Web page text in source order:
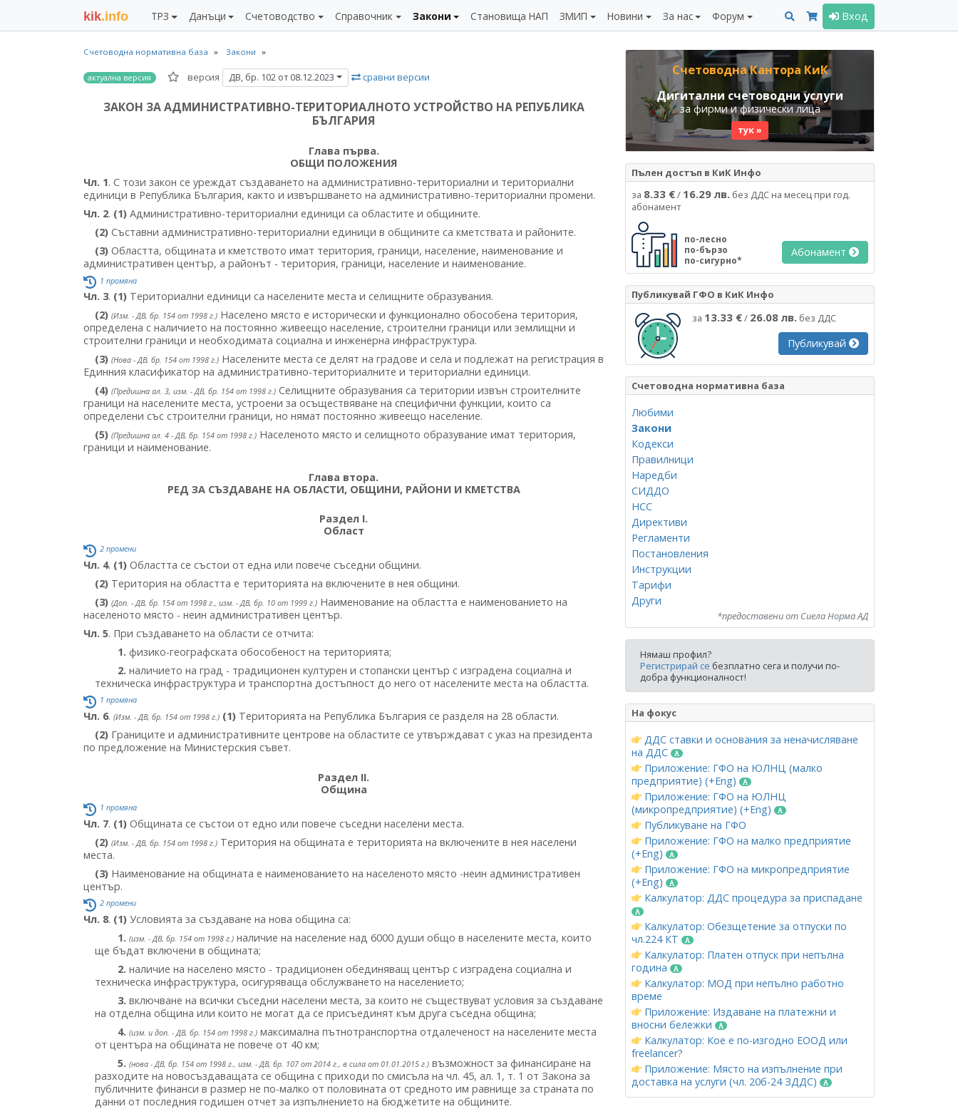
kik.info ТРЗ Данъци Счетоводство Справочник Закони Становища НАП ЗМИП Новини За нас Форум Вход
Счетоводна нормативна база Закони
актуална версия версия ДВ, бр. 102 от 08.12.2023 сравни версии
ЗАКОН ЗА АДМИНИСТРАТИВНО-ТЕРИТОРИАЛНОТО УСТРОЙСТВО НА РЕПУБЛИКА
БЪЛГАРИЯ
Глава първа.
ОБЩИ ПОЛОЖЕНИЯ
Чл. 1. С този закон се уреждат създаването на административно-териториални и териториални
единици в Република България, както и извършването на административно-териториални промени.
Чл. 2. (1) Административно-териториални единици са областите и общините.
(2) Съставни административно-териториални единици в общините са кметствата и районите.
(3) Областта, общината и кметството имат територия, граници, население, наименование и
административен център, а районът - територия, граници, население и наименование.
1 промяна
Чл. 3. (1) Териториални единици са населените места и селищните образувания.
(2) (Изм. - ДВ, бр. 154 от 1998 г.) Населено място е исторически и функционално обособена територия,
определена с наличието на постоянно живеещо население, строителни граници или землищни и
строителни граници и необходимата социална и инженерна инфраструктура.
(3) (Нова - ДВ, бр. 154 от 1998 г.) Населените места се делят на градове и села и подлежат на регистрация в
Единния класификатор на административно-териториалните и териториални единици.
(4) (Предишна ал. 3, изм. - ДВ, бр. 154 от 1998 г.) Селищните образувания са територии извън строителните
граници на населените места, устроени за осъществяване на специфични функции, които са
определени със строителни граници, но нямат постоянно живеещо население.
(5) (Предишна ал. 4 - ДВ, бр. 154 от 1998 г.) Населеното място и селищното образувание имат територия,
граници и наименование.
Глава втора.
РЕД ЗА СЪЗДАВАНЕ НА ОБЛАСТИ, ОБЩИНИ, РАЙОНИ И КМЕТСТВА
Раздел I.
Област
2 промени
Чл. 4. (1) Областта се състои от една или повече съседни общини.
(2) Територия на областта е територията на включените в нея общини.
(3) (Доп. - ДВ, бр. 154 от 1998 г., изм. - ДВ, бр. 10 от 1999 г.) Наименование на областта е наименованието на
населеното място - неин административен център.
Чл. 5. При създаването на области се отчита:
1. физико-географската обособеност на територията;
2. наличието на град - традиционен културен и стопански център с изградена социална и
техническа инфраструктура и транспортна достъпност до него от населените места на областта.
1 промяна
Чл. 6. (Изм. - ДВ, бр. 154 от 1998 г.) (1) Територията на Република България се разделя на 28 области.
(2) Границите и административните центрове на областите се утвърждават с указ на президента
по предложение на Министерския съвет.
Раздел II.
Община
1 промяна
Чл. 7. (1) Общината се състои от едно или повече съседни населени места.
(2) (Изм. - ДВ, бр. 154 от 1998 г.) Територия на общината е територията на включените в нея населени
места.
(3) Наименование на общината е наименованието на населеното място -неин административен
център.
2 промени
Чл. 8. (1) Условията за създаване на нова община са:
1. (изм. - ДВ, бр. 154 от 1998 г.) наличие на население над 6000 души общо в населените места, които
ще бъдат включени в общината;
2. наличие на населено място - традиционен обединяващ център с изградена социална и
техническа инфраструктура, осигуряваща обслужването на населението;
3. включване на всички съседни населени места, за които не съществуват условия за създаване
на отделна община или които не могат да се присъединят към друга съседна община;
4. (изм. и доп. - ДВ, бр. 154 от 1998 г.) максимална пътнотранспортна отдалеченост на населените места
от центъра на общината не повече от 40 км;
5. (нова - ДВ, бр. 154 от 1998 г., изм. - ДВ, бр. 107 от 2014 г., в сила от 01.01.2015 г.) възможност за финансиране на
разходите на новосъздаващата се община с приходи по смисъла на чл. 45, ал. 1, т. 1 от Закона за
публичните финанси в размер не по-малко от половината от средното им равнище за страната по
данни от последния годишен отчет за изпълнението на бюджетите на общините.
Счетоводна Кантора КиК
Дигитални счетоводни услуги
за фирми и физически лица
тук »
Пълен достъп в КиК Инфо
за 8.33 €/ 16.29 лв. без ДДС на месец при год.
абонамент
по-лесно
по-бързо
по-сигурно*
Абонамент
Публикувай ГФО в КиК Инфо
за 13.33 €/ 26.08 лв. без ДДС
Публикувай
Счетоводна нормативна база
Любими
Закони
Кодекси
Правилници
Наредби
СИДДО
НСС
Директиви
Регламенти
Постановления
Инструкции
Тарифи
Други
*предоставени от Сиела Норма АД
Нямаш профил?
Регистрирай се безплатно сега и получи по-
добра функционалност!
На фокус
ДДС ставки и основания за неначисляване
на ДДС
Приложение: ГФО на ЮЛНЦ (малко
предприятие) (+Eng)
Приложение: ГФО на ЮЛНЦ
(микропредприятие) (+Eng)
Публикуване на ГФО
Приложение: ГФО на малко предприятие
(+Eng)
Приложение: ГФО на микропредприятие
(+Eng)
Калкулатор: ДДС процедура за приспадане
Калкулатор: Обезщетение за отпуски по
чл.224 КТ
Калкулатор: Платен отпуск при непълна
година
Калкулатор: МОД при непълно работно
време
Приложение: Издаване на платежни и
вносни бележки
Калкулатор: Кое е по-изгодно ЕООД или
freelancer?
Приложение: Място на изпълнение при
доставка на услуги (чл. 20б-24 ЗДДС)